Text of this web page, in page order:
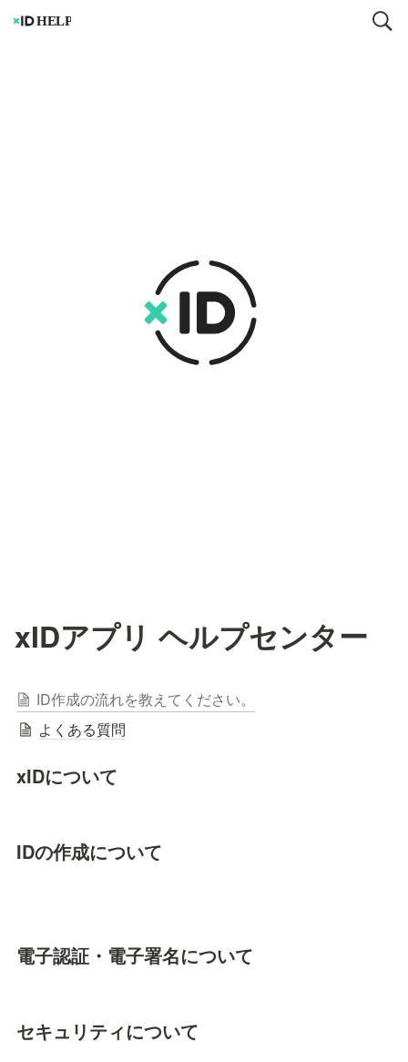
xIDアプリ ヘルプセンター
ID作成の流れを教えてください。
よくある質問
xIDについて
IDの作成について
電子認証・電子署名について
セキュリティについて